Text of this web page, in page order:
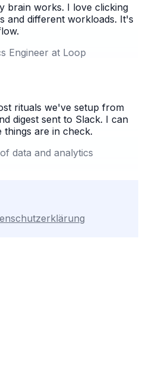
brain works. I love clicking
and different workloads. It's
Engineer at Loop
rituals we've setup from
digest sent to Slack. I can
things are in check.
data and analytics